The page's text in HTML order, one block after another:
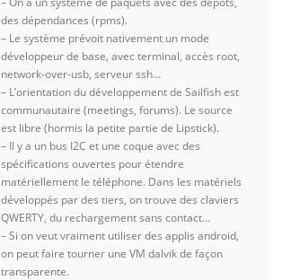
des dépendances (rpms).
– Le système prévoit nativement un mode
développeur de base, avec terminal, accès root,
network-over-usb, serveur ssh…
– L’orientation du développement de Sailfish est
communautaire (meetings, forums). Le source
est libre (hormis la petite partie de Lipstick).
– Il y a un bus I2C et une coque avec des
spécifications ouvertes pour étendre
matériellement le téléphone. Dans les matériels
développés par des tiers, on trouve des claviers
QWERTY, du rechargement sans contact…
– Si on veut vraiment utiliser des applis android,
on peut faire tourner une VM dalvik de façon
transparente.